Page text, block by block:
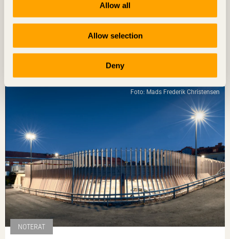
Allow all
Allow selection
Deny
NOTERAT
Ateljé Grytnäspå Lisö, Sverige avIn Praise of Shadows
Foto: Mads Frederik Christensen
NOTERAT